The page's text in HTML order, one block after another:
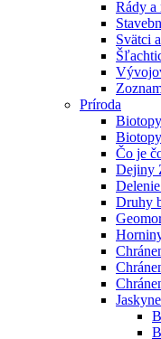
Rády a
Svätci
Príroda
Čo je
Dejiny
Druhy